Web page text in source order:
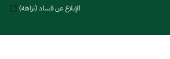
الإبلاغ عن فساد (نزاهة)